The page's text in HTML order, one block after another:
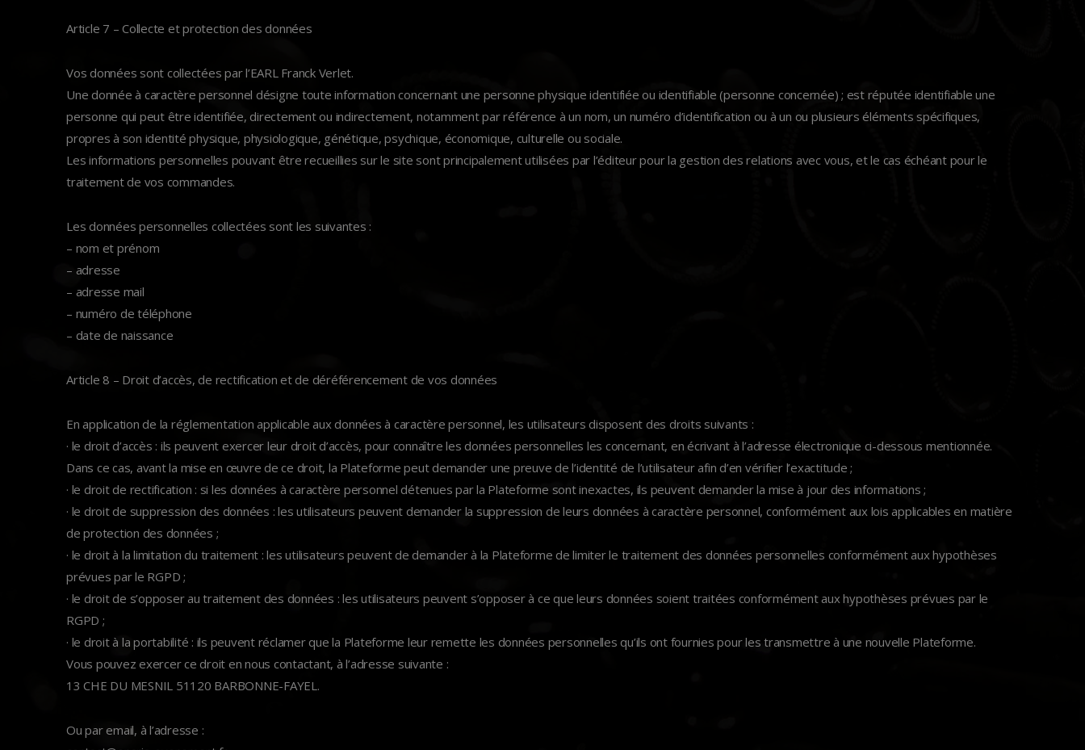
Article 7 – Collecte et protection des données
Vos données sont collectées par l’EARL Franck Verlet.
Une donnée à caractère personnel désigne toute information concernant une personne physique identifiée ou identifiable (personne concernée) ; est réputée identifiable une
personne qui peut être identifiée, directement ou indirectement, notamment par référence à un nom, un numéro d’identification ou à un ou plusieurs éléments spécifiques,
propres à son identité physique, physiologique, génétique, psychique, économique, culturelle ou sociale.
Les informations personnelles pouvant être recueillies sur le site sont principalement utilisées par l’éditeur pour la gestion des relations avec vous, et le cas échéant pour le
traitement de vos commandes.
Les données personnelles collectées sont les suivantes :
– nom et prénom
– adresse
– adresse mail
– numéro de téléphone
– date de naissance
Article 8 – Droit d’accès, de rectification et de déréférencement de vos données
En application de la réglementation applicable aux données à caractère personnel, les utilisateurs disposent des droits suivants :
· le droit d’accès : ils peuvent exercer leur droit d’accès, pour connaître les données personnelles les concernant, en écrivant à l’adresse électronique ci-dessous mentionnée.
Dans ce cas, avant la mise en œuvre de ce droit, la Plateforme peut demander une preuve de l’identité de l’utilisateur afin d’en vérifier l’exactitude ;
· le droit de rectification : si les données à caractère personnel détenues par la Plateforme sont inexactes, ils peuvent demander la mise à jour des informations ;
· le droit de suppression des données : les utilisateurs peuvent demander la suppression de leurs données à caractère personnel, conformément aux lois applicables en matière
de protection des données ;
· le droit à la limitation du traitement : les utilisateurs peuvent de demander à la Plateforme de limiter le traitement des données personnelles conformément aux hypothèses
prévues par le RGPD ;
· le droit de s’opposer au traitement des données : les utilisateurs peuvent s’opposer à ce que leurs données soient traitées conformément aux hypothèses prévues par le
RGPD ;
· le droit à la portabilité : ils peuvent réclamer que la Plateforme leur remette les données personnelles qu’ils ont fournies pour les transmettre à une nouvelle Plateforme.
Vous pouvez exercer ce droit en nous contactant, à l’adresse suivante :
13 CHE DU MESNIL 51120 BARBONNE-FAYEL.
Ou par email, à l’adresse :